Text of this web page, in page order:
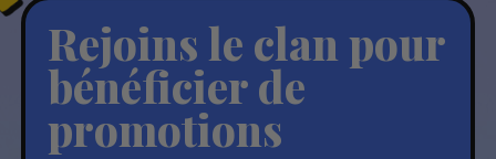
Rejoins le clan pour
bénéficier de
promotions